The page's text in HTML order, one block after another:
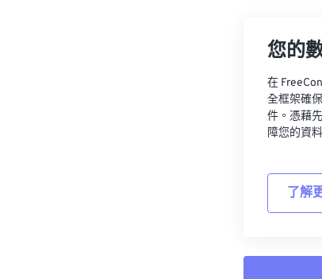
您的
在
全框架確
件。憑藉
障您的資
了解